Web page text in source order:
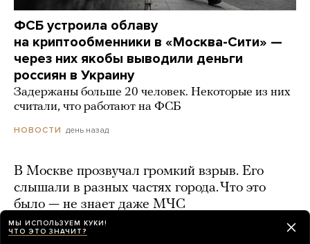
ФСБ устроила облаву
на криптообменники в «Москва-Сити» —
через них якобы выводили деньги
россиян в Украину
Задержаны больше 20 человек. Некоторые из них
считали, что работают на ФСБ
НОВОСТИ день назад
В Москве прозвучал громкий взрыв. Его
слышали в разных частях города. Что это
было — не знает даже МЧС
день назад
МЫ ИСПОЛЬЗУЕМ КУКИ!
ЧТО ЭТО ЗНАЧИТ?